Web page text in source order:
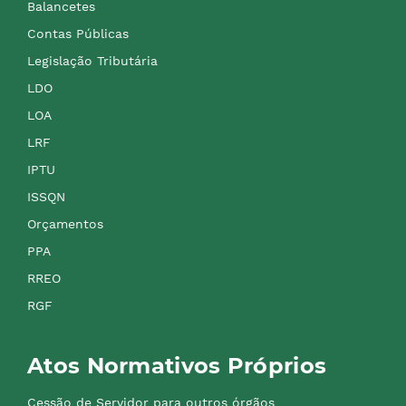
Balancetes
Contas Públicas
Legislação Tributária
LDO
LOA
LRF
IPTU
ISSQN
Orçamentos
PPA
RREO
RGF
Atos Normativos Próprios
Cessão de Servidor para outros órgãos